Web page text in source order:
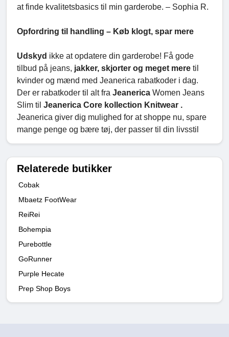
at finde kvalitetsbasics til min garderobe. – Sophia R.
Opfordring til handling – Køb klogt, spar mere
Udskyd ikke at opdatere din garderobe! Få gode
tilbud på jeans, jakker, skjorter og meget mere til
kvinder og mænd med Jeanerica rabatkoder i dag.
Der er rabatkoder til alt fra Jeanerica Women Jeans
Slim til Jeanerica Core kollection Knitwear .
Jeanerica giver dig mulighed for at shoppe nu, spare
mange penge og bære tøj, der passer til din livsstil
Relaterede butikker
Cobak
Mbaetz FootWear
ReiRei
Bohempia
Purebottle
GoRunner
Purple Hecate
Prep Shop Boys